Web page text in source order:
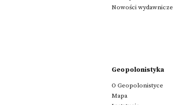
Nowości wydawnicze
Geopolonistyka
O Geopolonistyce
Mapa